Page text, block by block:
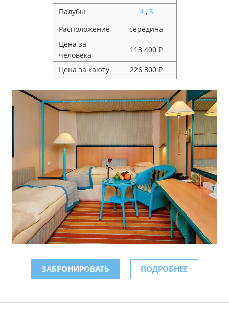
Палубы
4 , 5
Расположение
середина
Цена за
человека
113 400 ₽
Цена за каюту 226 800 ₽
ЗАБРОНИРОВАТЬ ПОДРОБНЕЕ